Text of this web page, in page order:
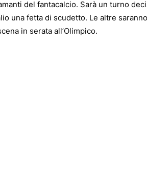
del fantacalcio. Sarà un turno
una fetta di scudetto. Le altre
in serata all’Olimpico.